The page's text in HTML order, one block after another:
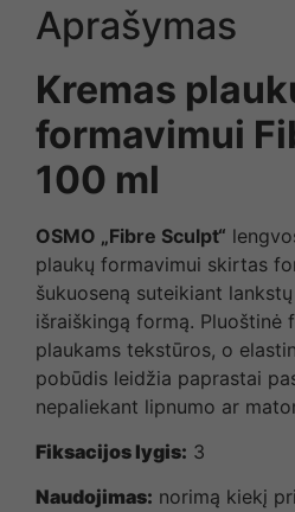
Aprašymas
Kremas
formavimui
100 ml
OSMO „Fibre Sculpt“
plaukų formavimui skirtas
šukuoseną suteikiant
išraiškingą formą. Pluoštinė
plaukams tekstūros, o
pobūdis leidžia paprastai
nepaliekant lipnumo ar
Fiksacijos lygis: 3
Naudojimas: norimą kiekį